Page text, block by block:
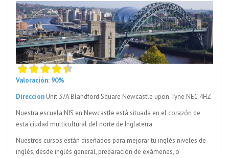
Valoración: 90%
Direccion Unit 37A Blandford Square Newcastle upon Tyne NE1 4HZ
Nuestra escuela NIS en Newcastle está situada en el corazón de
esta ciudad multicultural del norte de Inglaterra.
Nuestros cursos están diseñados para mejorar tu inglés niveles de
inglés, desde inglés general, preparación de exámenes, o